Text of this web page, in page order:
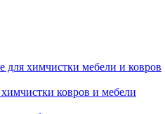
для химчистки мебели и ковров
ковров и мебели